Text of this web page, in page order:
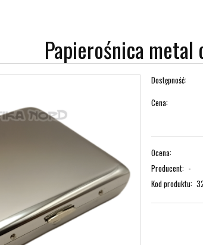
Papierośnica metal
Dostępność:
Cena:
Ocena:
Producent: -
Kod produktu: